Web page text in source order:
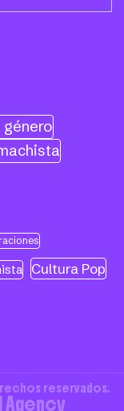
Cultura Pop
reservados.
Agency